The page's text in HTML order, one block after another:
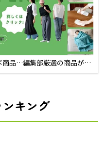
商品…編集部厳選の商品が買
キング